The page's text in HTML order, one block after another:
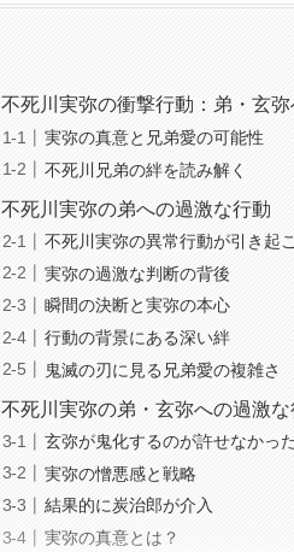
不死川実弥の衝撃行動：弟・玄
実弥の真意と兄弟愛の可能性
不死川兄弟の絆を読み解く
不死川実弥の弟への過激な行動
不死川実弥の異常行動が引き起
実弥の過激な判断の背後
瞬間の決断と実弥の本心
行動の背景にある深い絆
鬼滅の刃に見る兄弟愛の複雑さ
不死川実弥の弟・玄弥への過激な
玄弥が鬼化するのが許せなかっ
実弥の憎悪感と戦略
結果的に炭治郎が介入
実弥の真意とは？